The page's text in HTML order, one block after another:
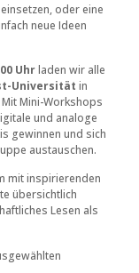
oder eine
neue Ideen
Uhrladen wir alle
Universität in
Mini-Workshops
und analoge
gewinnen und sich
austauschen.
mit inspirierenden
übersichtlich
Lesen als